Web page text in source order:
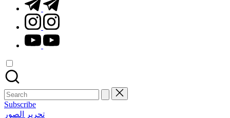
instagram.com
youtube.com
Search
for:
Subscribe
Posted
تحرير الصور